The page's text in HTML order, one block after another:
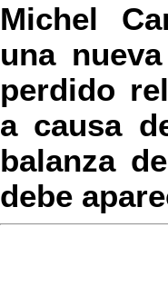
Michel
una
perdido
a causa
balanza
debe